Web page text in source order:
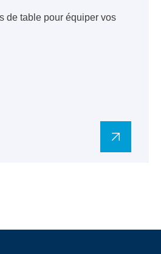
de table pour équiper vos